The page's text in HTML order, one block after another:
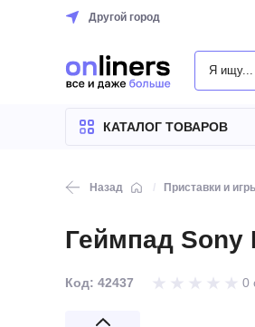
Другой город
КАТАЛОГ ТОВАРОВ
Назад Приставки и
Геймпад Sony
Код: 42437 0